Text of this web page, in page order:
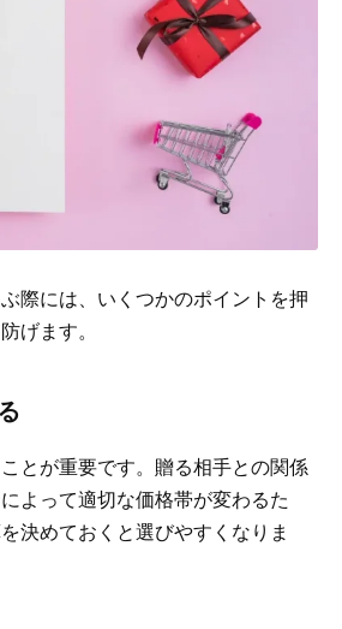
際には、いくつかのポイントを押
げます。
とが重要です。贈る相手との関係
よって適切な価格帯が変わるた
決めておくと選びやすくなりま